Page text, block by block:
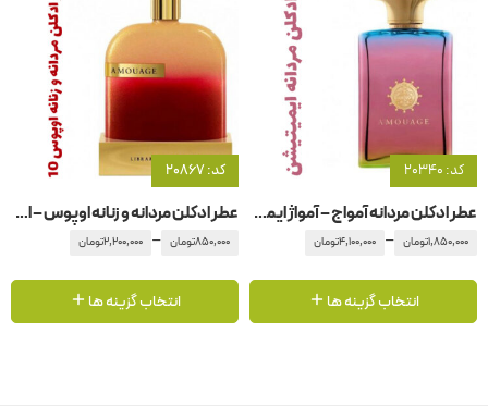
کد: 20340
عطر ادکلن مردانه آمواج – آمواژ ایمیتیشن
1,850,000تومان –
4,100,000تومان
انتخاب گزینه ها
کد: 20867
عطر ادکلن مردانه و زنانه اوپوس – اپوس ۱0 آمواج – آمواژ
850,000تومان –
2,200,000تومان
انتخاب گزینه ها